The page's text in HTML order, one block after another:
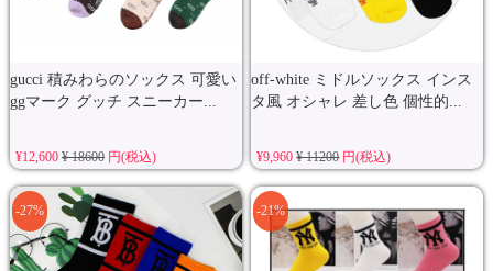
gucci 積みわらのソックス 可愛い
ggマーク グッチ スニーカー...
¥12,600 ¥ 18600円(税込)
off-white ミドルソックス インス
タ風 オシャレ 差し色 個性的...
¥9,960¥ 11200円(税込)
-27% -21%